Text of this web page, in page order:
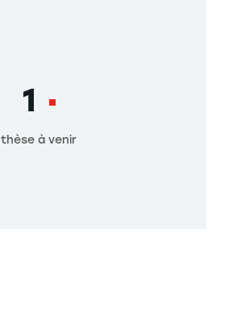
1
thèse à venir